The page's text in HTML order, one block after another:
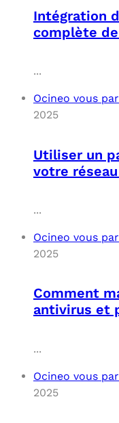
Intégration
complète
...
Ocineo vous
2025
Utiliser un
votre
...
Ocineo vous
2025
Comment
antivirus et
...
Ocineo vous
2025